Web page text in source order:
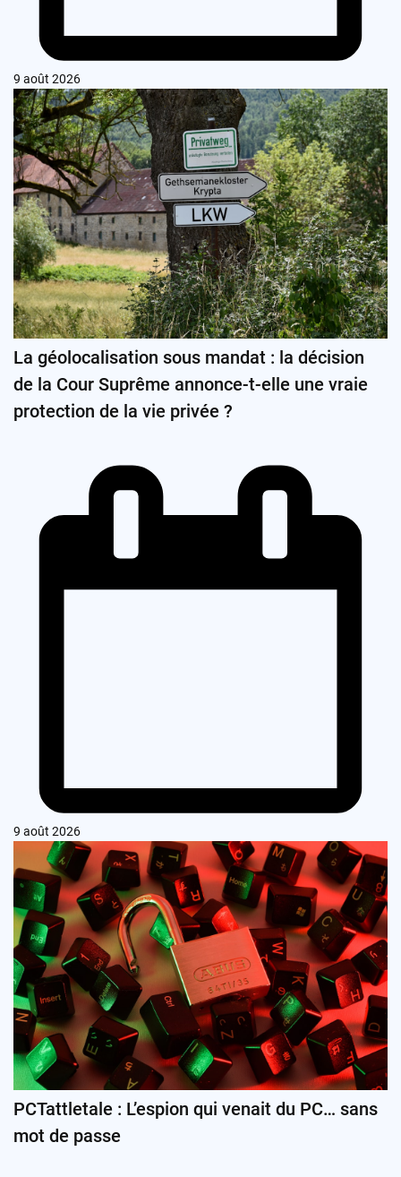
9 août 2026
La géolocalisation sous mandat : la décision
de la Cour Suprême annonce-t-elle une vraie
protection de la vie privée ?
9 août 2026
PCTattletale : L’espion qui venait du PC… sans
mot de passe